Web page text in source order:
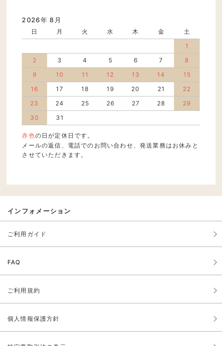
2026年 8月
日 月 火 水 木 金
土
1
2
3 4 5 6 7
8
9
10 11 12 13 14
15
16
17 18 19 20 21
22
23
24 25 26 27 28
29
30
31
赤色の日が定休日です。
メールの返信、電話でのお問い合わせ、発送業務はお休みと
させていただきます。
インフォメーション
ご利用ガイド
FAQ
ご利用規約
個人情報保護方針